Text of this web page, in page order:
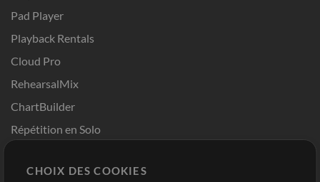
Pad Player
Playback Rentals
Cloud Pro
RehearsalMix
ChartBuilder
Répétition en Solo
Modèles ProPresenter
CHOIX DES COOKIES